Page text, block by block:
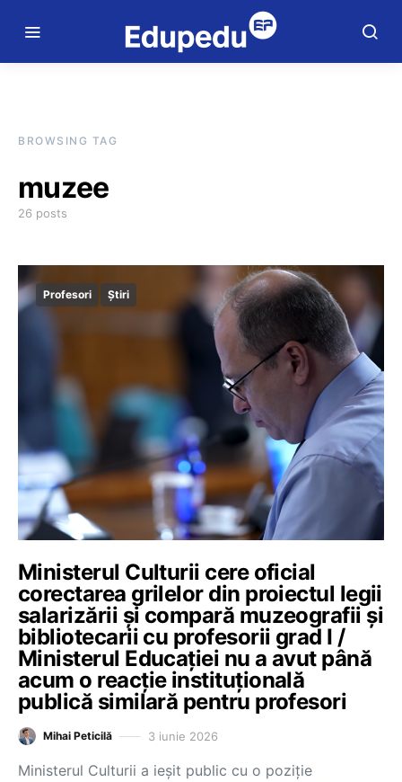
BROWSING TAG
muzee
26 posts
Profesori Știri
Ministerul Culturii cere oficial
corectarea grilelor din proiectul legii
salarizării și compară muzeografii și
bibliotecarii cu profesorii grad I /
Ministerul Educației nu a avut până
acum o reacție instituțională
publică similară pentru profesori
Mihai Peticilă 3 iunie 2026
Ministerul Culturii a ieșit public cu o poziție